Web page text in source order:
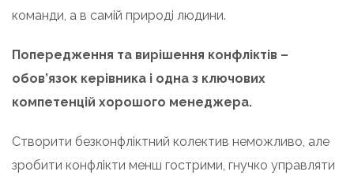
команди, а в самій природі людини.
Попередження та вирішення конфліктів –
обов’язок керівника і одна з ключових
компетенцій хорошого менеджера.
Створити безконфліктний колектив неможливо, але
зробити конфлікти менш гострими, гнучко управляти